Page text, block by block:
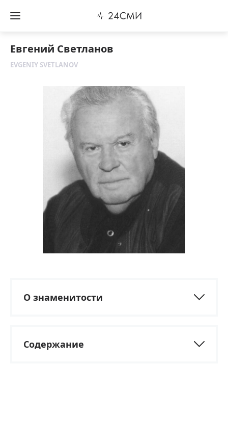
Евгений Светланов
EVGENIY SVETLANOV
О знаменитости
Содержание